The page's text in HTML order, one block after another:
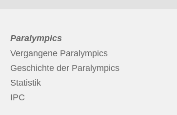
Paralympics
Vergangene Paralympics
Geschichte der Paralympics
Statistik
IPC